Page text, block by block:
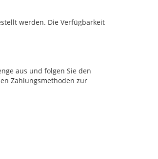
werden. Die Verfügbarkeit
aus und folgen Sie den
Zahlungsmethoden zur